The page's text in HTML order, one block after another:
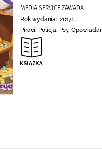
MEDIA SERVICE ZAWADA
Rok wydania: [2017].
Piraci, Policja, Psy,